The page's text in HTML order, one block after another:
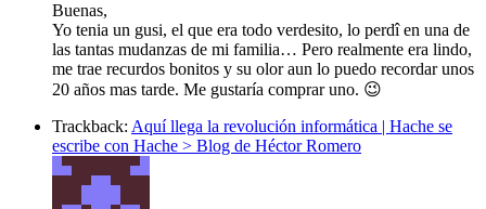
Buenas,
Yo tenia un gusi, el que era todo verdesito, lo perdî en una de
las tantas mudanzas de mi familia… Pero realmente era lindo,
me trae recurdos bonitos y su olor aun lo puedo recordar unos
20 años mas tarde. Me gustaría comprar uno. 😉
Trackback: Aquí llega la revolución informática | Hache se
escribe con Hache > Blog de Héctor Romero